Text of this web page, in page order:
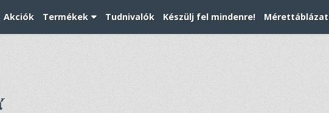
Akciók Termékek Tudnivalók Készülj fel mindenre! Mérettáblázat